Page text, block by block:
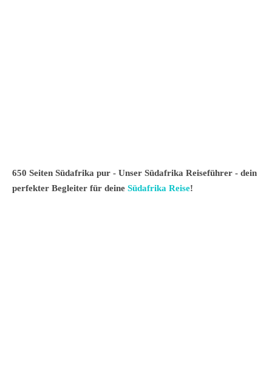
650 Seiten Südafrika pur - Unser Südafrika Reiseführer - dein
perfekter Begleiter für deine Südafrika Reise!